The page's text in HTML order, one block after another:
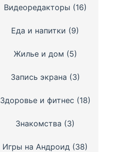
Видеоредакторы (16)
Еда и напитки (9)
Жилье и дом (5)
Запись экрана (3)
Здоровье и фитнес (18)
Знакомства (3)
Игры на Андроид (38)